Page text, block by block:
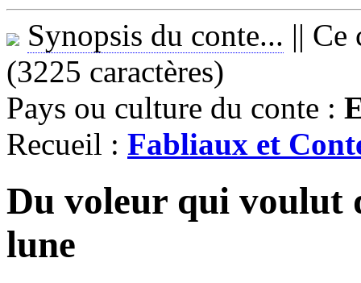
Synopsis du conte... || Ce
(3225 caractères)
Pays ou culture du conte :
Recueil : Fabliaux et
Du voleur qui voulut
lune